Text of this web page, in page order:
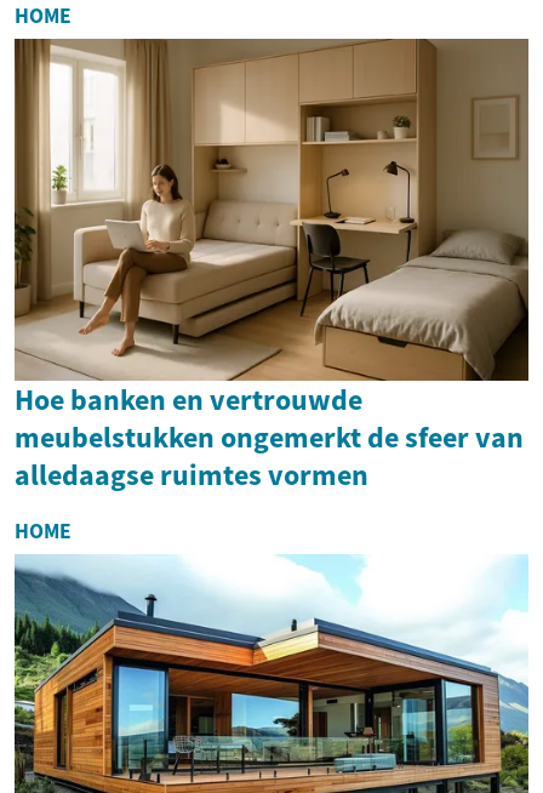
vermogen. Dit artikel legt
helder uit hoe woningwa...
HOME
Hoe banken en vertrouwde
meubelstukken ongemerkt de sfeer van
alledaagse ruimtes vormen
HOME